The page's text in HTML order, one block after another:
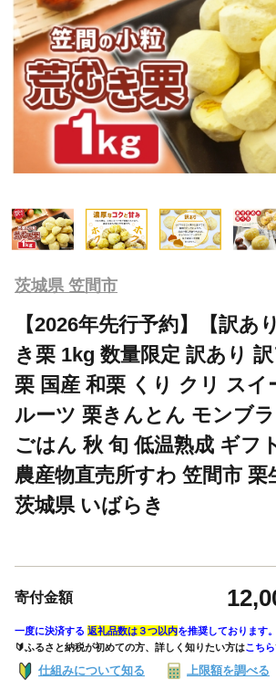
茨城県 笠間市
【2026年先行予約】【訳あ
き栗 1kg 数量限定 訳あり
栗 国産 和栗 くり クリ スイ
ルーツ 栗きんとん モンブ
ごはん 秋 旬 低温熟成 ギフ
農産物直売所すわ 笠間市 栗
茨城県 いばらき
寄付金額
一度に決済する 返礼品数は３つ以内を推奨しております。
🔰ふるさと納税が初めての方、詳しく知りたい方はこちら
仕組みについて知る 上限額を調べる